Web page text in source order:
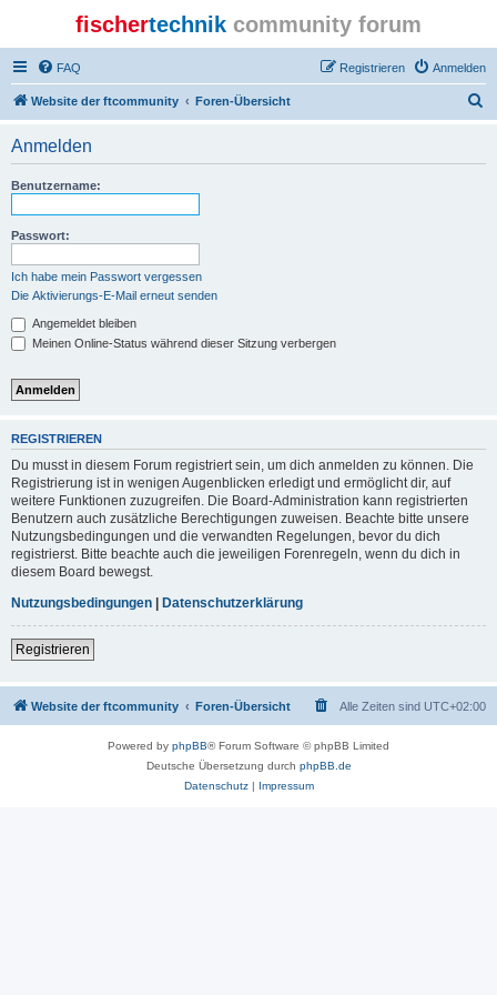
fischertechnik community forum
FAQ Anmelden
Registrieren
Website der ftcommunity Foren-Übersicht
Anmelden
Benutzername:
Passwort:
Ich habe mein Passwort vergessen
Die Aktivierungs-E-Mail erneut senden
Angemeldet bleiben
Meinen Online-Status während dieser Sitzung verbergen
REGISTRIEREN
Du musst in diesem Forum registriert sein, um dich anmelden zu können. Die
Registrierung ist in wenigen Augenblicken erledigt und ermöglicht dir, auf
weitere Funktionen zuzugreifen. Die Board-Administration kann registrierten
Benutzern auch zusätzliche Berechtigungen zuweisen. Beachte bitte unsere
Nutzungsbedingungen und die verwandten Regelungen, bevor du dich
registrierst. Bitte beachte auch die jeweiligen Forenregeln, wenn du dich in
diesem Board bewegst.
Nutzungsbedingungen | Datenschutzerklärung
Registrieren
Website der ftcommunity Foren-Übersicht Alle Zeiten sind UTC+02:00
Powered by phpBB® Forum Software © phpBB Limited
Deutsche Übersetzung durch phpBB.de
Datenschutz| Impressum